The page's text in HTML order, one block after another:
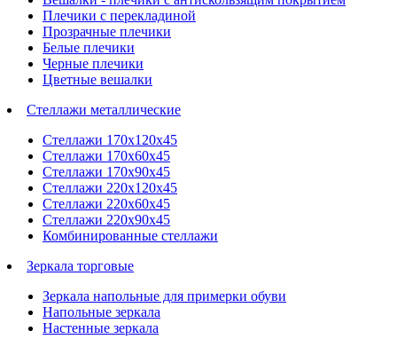
Плечики с перекладиной
Прозрачные плечики
Белые плечики
Черные плечики
Цветные вешалки
Стеллажи металлические
Стеллажи 170х120х45
Стеллажи 170х60х45
Стеллажи 170х90х45
Стеллажи 220х120х45
Стеллажи 220х60х45
Стеллажи 220х90х45
Комбинированные стеллажи
Зеркала торговые
Зеркала напольные для примерки обуви
Напольные зеркала
Настенные зеркала